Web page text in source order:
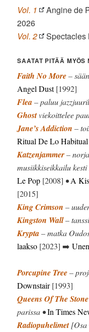
Vol. 1
Angine de
2026
Vol. 2
Spectacles
SAATAT PITÄÄ
Faith No More–
Angel Dust[1992]
Flea– paluu
Ghostviekoittelee
Jane’s Addiction –
Ritual De Lo Habitual
Katzenjammer–
musiikkiseikkailu
Le Pop [2008] •A
[2015]
King Crimson –
Kingston Wall–
Krypta– matka
laakso [2023] ➡️
Porcupine Tree–
Downstair[1993]
Queens Of The
parissa •In Times
Radiopuhelimet[Osa